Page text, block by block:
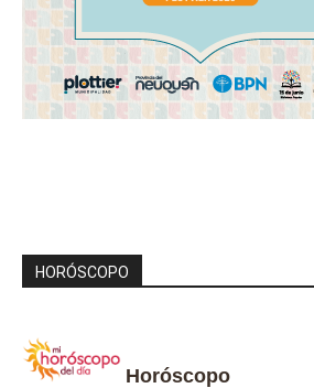
HORÓSCOPO
Horóscopo